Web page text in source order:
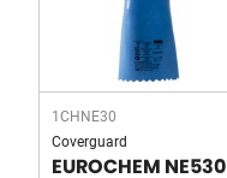
1CHNE30
Coverguard
EUROCHEM NE530